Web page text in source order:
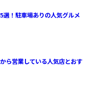
！駐車場ありの人気グルメ
ら営業している人気店とおす